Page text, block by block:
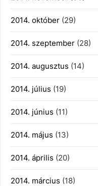
2014. október (29)
2014. szeptember (28)
2014. augusztus (14)
2014. július (19)
2014. június (11)
2014. május (13)
2014. április (20)
2014. március (18)